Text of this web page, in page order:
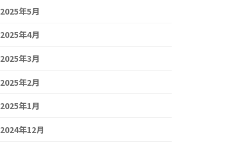
2025年5月
2025年4月
2025年3月
2025年2月
2025年1月
2024年12月